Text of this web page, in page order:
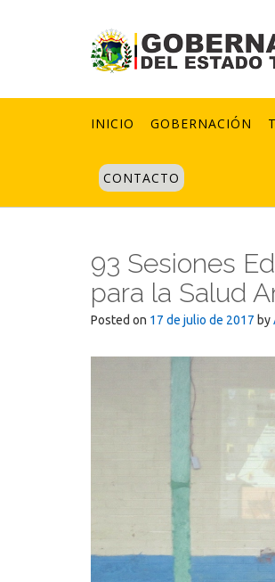
INICIO GOBERNACIÓN
CONTACTO
93 Sesiones
para la Salud
Posted on 17 de julio de 2017 by